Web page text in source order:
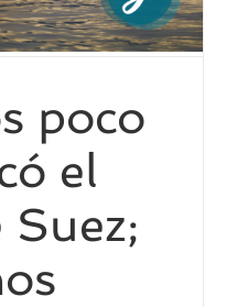
poco
el
Suez;